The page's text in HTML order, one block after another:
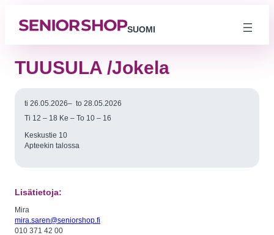
SUOMI
TUUSULA /Jokela
ti 26.05.2026– to 28.05.2026
Ti 12 – 18 Ke – To 10 – 16
Keskustie 10
Apteekin talossa
Lisätietoja:
Mira
mira.saren@seniorshop.fi
010 371 42 00